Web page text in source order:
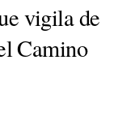
vigila de
Camino